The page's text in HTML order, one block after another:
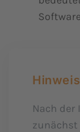
Nach der
zunächst